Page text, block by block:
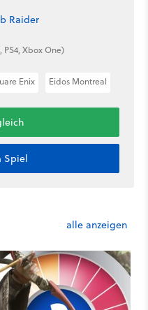
Raider
PS4, Xbox One)
Enix Eidos Montreal
Spiel
alle anzeigen